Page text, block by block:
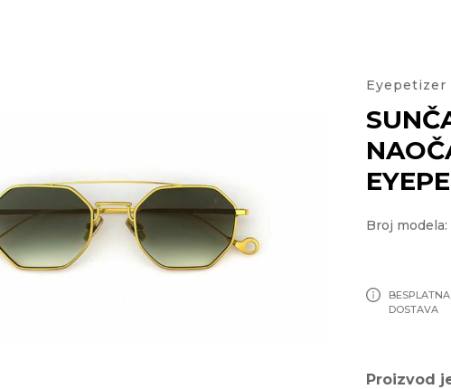
Eyepetizer
Broj modela:
BESPLATNA
DOSTAVA
Proizvod